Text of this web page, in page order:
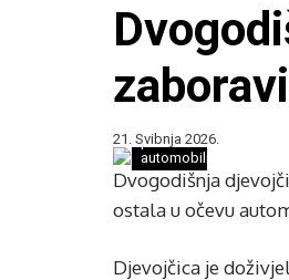
21. Svibnja 2026.
parkirani
automobili/ilustracija
Dvogodišnja
ostala u očevu
Djevojčica je